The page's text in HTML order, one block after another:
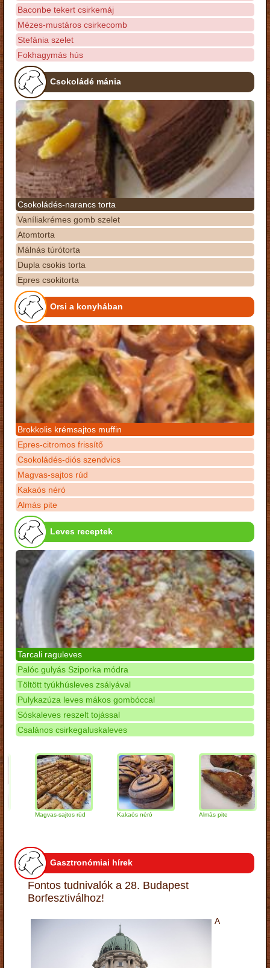
Baconbe tekert csirkemáj
Mézes-mustáros csirkecomb
Stefánia szelet
Fokhagymás hús
Csokoládé mánia
Csokoládés-narancs torta
Vaníliakrémes gomb szelet
Atomtorta
Málnás túrótorta
Dupla csokis torta
Epres csokitorta
Orsi a konyhában
Brokkolis krémsajtos muffin
Epres-citromos frissítő
Csokoládés-diós szendvics
Magvas-sajtos rúd
Kakaós néró
Almás pite
Leves receptek
Tarcali raguleves
Palóc gulyás Sziporka módra
Töltött tyúkhúsleves zsályával
Pulykazúza leves mákos gombóccal
Sóskaleves reszelt tojással
Csalános csirkegaluskaleves
Magvas-sajtos rúd Kakaós néró Almás pite
Gasztronómiai hírek
Fontos tudnivalók a 28. Budapest
Borfesztiválhoz!
A